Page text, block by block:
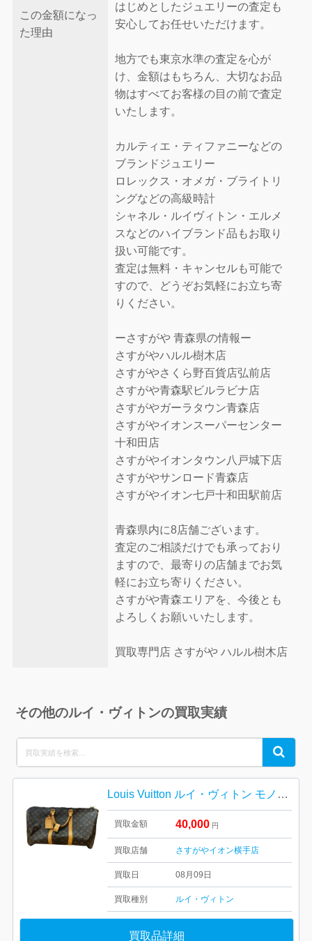
この金額になっ
た理由
はじめとしたジュエリーの査定も
安心してお任せいただけます。
地方でも東京水準の査定を心が
け、金額はもちろん、大切なお品
物はすべてお客様の目の前で査定
いたします。
カルティエ・ティファニーなどの
ブランドジュエリー
ロレックス・オメガ・ブライトリ
ングなどの高級時計
シャネル・ルイヴィトン・エルメ
スなどのハイブランド品もお取り
扱い可能です。
査定は無料・キャンセルも可能で
すので、どうぞお気軽にお立ち寄
りください。
ーさすがや 青森県の情報ー
さすがやハルル樹木店
さすがやさくら野百貨店弘前店
さすがや青森駅ビルラビナ店
さすがやガーラタウン青森店
さすがやイオンスーパーセンター
十和田店
さすがやイオンタウン八戸城下店
さすがやサンロード青森店
さすがやイオン七戸十和田駅前店
青森県内に8店舗ございます。
査定のご相談だけでも承っており
ますので、最寄りの店舗までお気
軽にお立ち寄りください。
さすがや青森エリアを、今後とも
よろしくお願いいたします。
買取専門店 さすがや ハルル樹木店
その他のルイ・ヴィトンの買取実績
for:
Search
Louis Vuitton ルイ・ヴィトン モノグラム キーポルバンドリエール60
買取金額 40,000 円
買取店舗 さすがやイオン横手店
買取日 08月09日
買取種別 ルイ・ヴィトン
買取品詳細